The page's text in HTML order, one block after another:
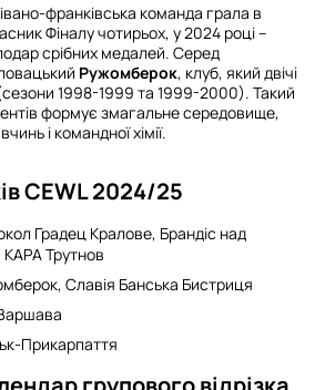
франківська команда грала в
Фіналу чотирьох, у 2024 році –
срібних медалей. Серед
Ружомберок, клуб, який двічі
1998-1999 та 1999-2000). Такий
формує змагальне середовище,
і командної хімії.
CEWL 2024/25
Градец Кралове, Брандіс над
Трутнов
Славія Банська Бистриця
Прикарпаття